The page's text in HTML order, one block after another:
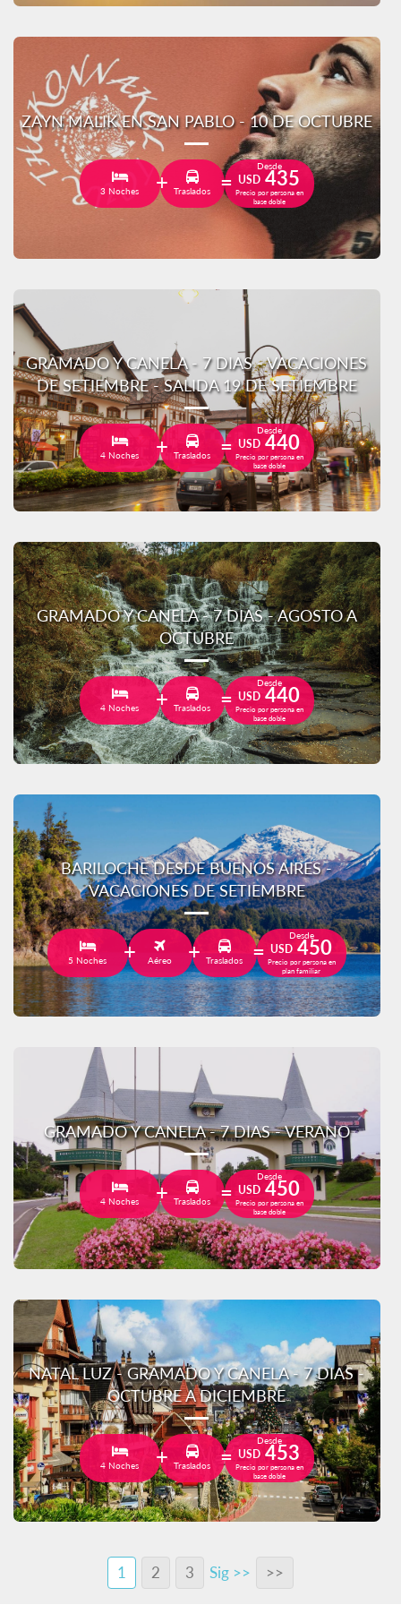
ZAYN MALIK EN SAN PABLO - 10 DE OCTUBRE
3 Noches Traslados
Desde
USD 435
Precio por persona en
base doble
GRAMADO Y CANELA - 7 DIAS - VACACIONES
DE SETIEMBRE - SALIDA 19 DE SETIEMBRE
4 Noches Traslados
Desde
USD 440
Precio por persona en
base doble
GRAMADO Y CANELA - 7 DIAS - AGOSTO A
OCTUBRE
4 Noches Traslados
Desde
USD 440
Precio por persona en
base doble
BARILOCHE DESDE BUENOS AIRES -
VACACIONES DE SETIEMBRE
5 Noches Aéreo Traslados
Desde
USD 450
Precio por persona en
plan familiar
GRAMADO Y CANELA - 7 DIAS - VERANO
4 Noches Traslados
Desde
USD 450
Precio por persona en
base doble
NATAL LUZ - GRAMADO Y CANELA - 7 DIAS -
OCTUBRE A DICIEMBRE
4 Noches Traslados
Desde
USD 453
Precio por persona en
base doble
1 2 3 Sig >> >>